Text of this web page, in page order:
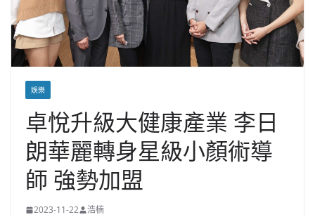
娛樂
卓悅升級大健康產業 李日
朗華麗轉身星級小顏術導
師 強勢加盟
2023-11-22 浩楠